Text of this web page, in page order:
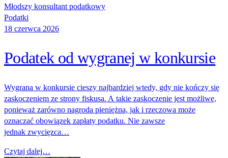
Młodszy konsultant podatkowy
Podatki
18 czerwca 2026
Podatek od wygranej w konkursie
Wygrana w konkursie cieszy najbardziej wtedy, gdy nie kończy się
zaskoczeniem ze strony fiskusa. A takie zaskoczenie jest możliwe,
ponieważ zarówno nagroda pieniężna, jak i rzeczowa może
oznaczać obowiązek zapłaty podatku. Nie zawsze
jednak zwycięzca…
Czytaj dalej…